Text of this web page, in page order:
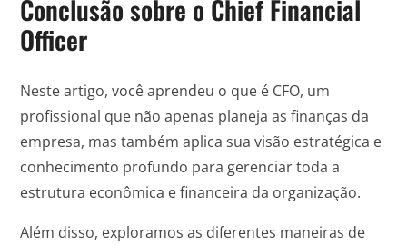
Conclusão sobre o Chief Financial
Officer
Neste artigo, você aprendeu o que é CFO, um
profissional que não apenas planeja as finanças da
empresa, mas também aplica sua visão estratégica e
conhecimento profundo para gerenciar toda a
estrutura econômica e financeira da organização.
Além disso, exploramos as diferentes maneiras de